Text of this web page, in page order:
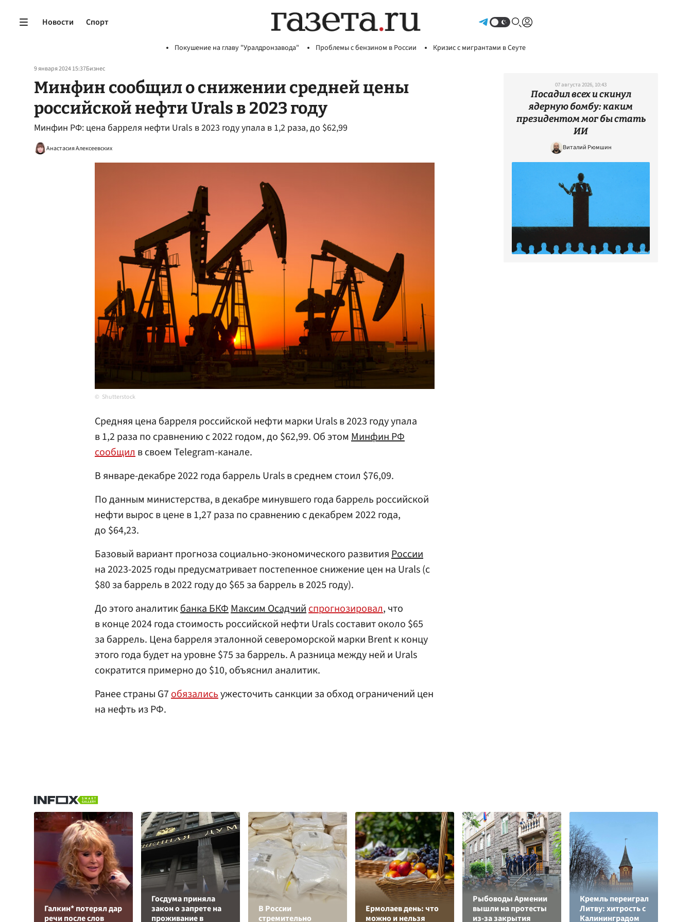
Новости Спорт
Покушение на главу "Уралдронзавода" Проблемы с бензином в России Кризис с мигрантами в Сеуте
9 января 2024 15:37Бизнес
Минфин сообщил о снижении средней цены
российской нефти Urals в 2023 году
Минфин РФ: цена барреля нефти Urals в 2023 году упала в 1,2 раза, до $62,99
Анастасия Алексеевских
Shutterstock
Cредняя цена барреля российской нефти марки Urals в 2023 году упала
в 1,2 раза по сравнению с 2022 годом, до $62,99. Об этом Минфин РФ
сообщилв своем Telegram-канале.
В январе-декабре 2022 года баррель Urals в среднем стоил $76,09.
По данным министерства, в декабре минувшего года баррель российской
нефти вырос в цене в 1,27 раза по сравнению с декабрем 2022 года,
до $64,23.
Базовый вариант прогноза социально-экономического развитияРоссии
на 2023-2025 годы предусматривает постепенное снижение цен на Urals (с
$80 за баррель в 2022 году до $65 за баррель в 2025 году).
До этого аналитикбанка БКФМаксим Осадчийспрогнозировал, что
в конце 2024 года стоимость российской нефти Urals составит около $65
за баррель. Цена барреля эталонной североморской марки Brent к концу
этого года будет на уровне $75 за баррель. А разница между ней и Urals
сократится примерно до $10, объяснил аналитик.
Ранее страны G7обязалисьужесточить санкции за обход ограничений цен
на нефть из РФ.
07 августа 2026, 10:43
Посадил всех и скинул
ядерную бомбу: каким
президентом мог бы стать
ИИ
Виталий Рюмшин
Галкин* потерял дар
речи после слов
Госдума приняла
закон о запрете на
проживание в
В России
стремительно
Ермолаев день: что
можно и нельзя
Рыбоводы Армении
вышли на протесты
из-за закрытия
Кремль переиграл
Литву: хитрость с
Калининградом